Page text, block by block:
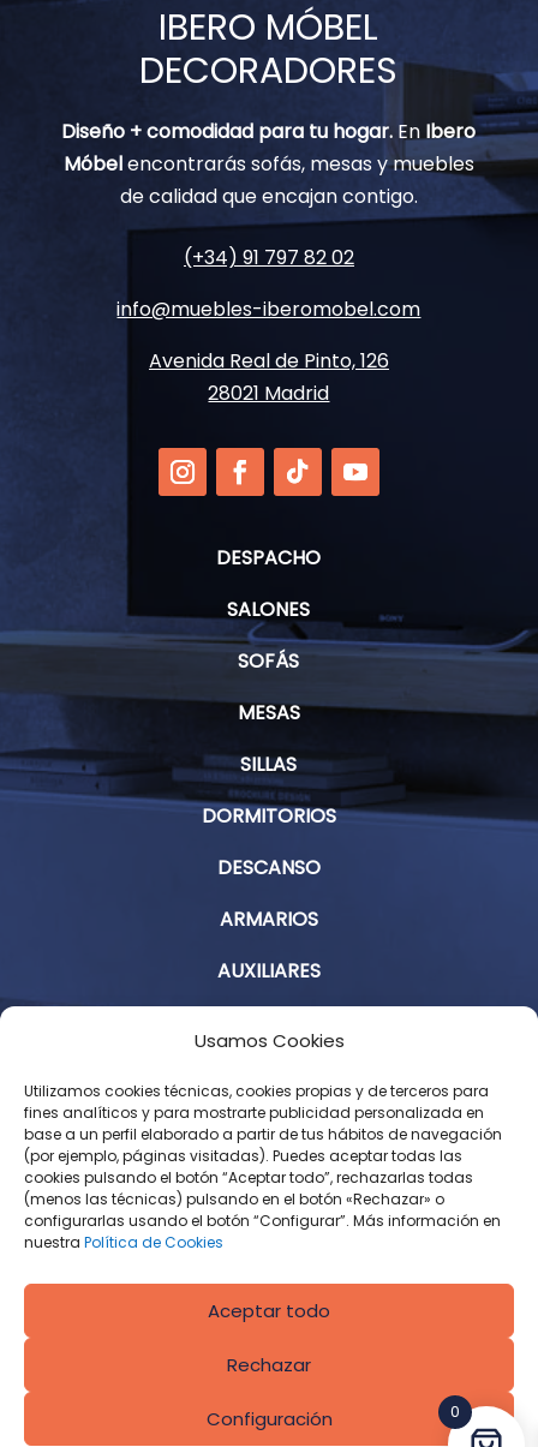
Usamos Cookies
Utilizamos cookies técnicas, cookies propias y de terceros para
fines analíticos y para mostrarte publicidad personalizada en
base a un perfil elaborado a partir de tus hábitos de navegación
(por ejemplo, páginas visitadas). Puedes aceptar todas las
cookies pulsando el botón “Aceptar todo”, rechazarlas todas
(menos las técnicas) pulsando en el botón «Rechazar» o
configurarlas usando el botón “Configurar”. Más información en
nuestra Política de Cookies
Aceptar todo
Rechazar
Configuración
IBERO MÓBEL
DECORADORES
Diseño + comodidad para tu hogar. EnIbero
Móbelencontrarás sofás, mesas y muebles
de calidad que encajan contigo.
(+34) 91 797 82 02
info@muebles-iberomobel.com
Avenida Real de Pinto, 126
28021 Madrid
DESPACHO
SALONES
SOFÁS
MESAS
SILLAS
DORMITORIOS
DESCANSO
ARMARIOS
AUXILIARES
Aviso Legal
Política de Privacidad
Condiciones Generales de Contratación
Política de Cookies
Derecho de desistimiento
Diseñado porCROS Solutions 0